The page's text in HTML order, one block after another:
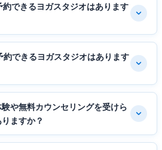
できるヨガスタジオはあります
約できるヨガスタジオはあります
や無料カウンセリングを受けら
ますか？